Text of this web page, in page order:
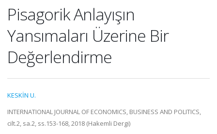
Pisagorik Anlayışın
Yansımaları Üzerine Bir
Değerlendirme
KESKİN U.
INTERNATIONAL JOURNAL OF ECONOMICS, BUSINESS AND POLITICS,
cilt.2, sa.2, ss.153-168, 2018 (Hakemli Dergi)